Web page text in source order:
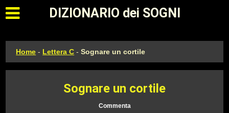
Apri il menu principale
DIZIONARIO dei SOGNI
Home - Lettera C -Sognare un cortile
Sognare un cortile
Commenta